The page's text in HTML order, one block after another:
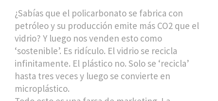
¿Sabías que el policarbonato se fabrica con
petróleo y su producción emite más CO2 que el
vidrio? Y luego nos venden esto como
‘sostenible’. Es ridículo. El vidrio se recicla
infinitamente. El plástico no. Solo se ‘recicla’
hasta tres veces y luego se convierte en
microplástico.